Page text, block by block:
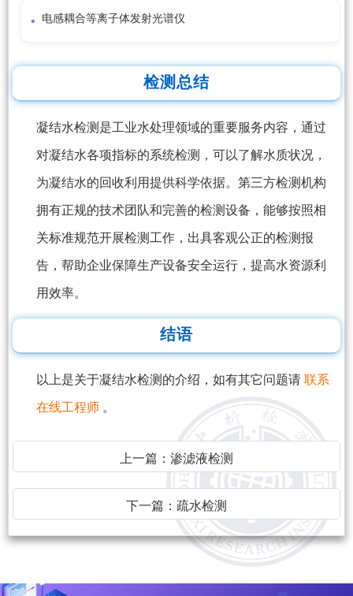
电感耦合等离子体发射光谱仪
检测总结
凝结水检测是工业水处理领域的重要服务内容，通过
对凝结水各项指标的系统检测，可以了解水质状况，
为凝结水的回收利用提供科学依据。第三方检测机构
拥有正规的技术团队和完善的检测设备，能够按照相
关标准规范开展检测工作，出具客观公正的检测报
告，帮助企业保障生产设备安全运行，提高水资源利
用效率。
结语
以上是关于凝结水检测的介绍，如有其它问题请 联系
在线工程师 。
上一篇： 渗滤液检测
下一篇： 疏水检测